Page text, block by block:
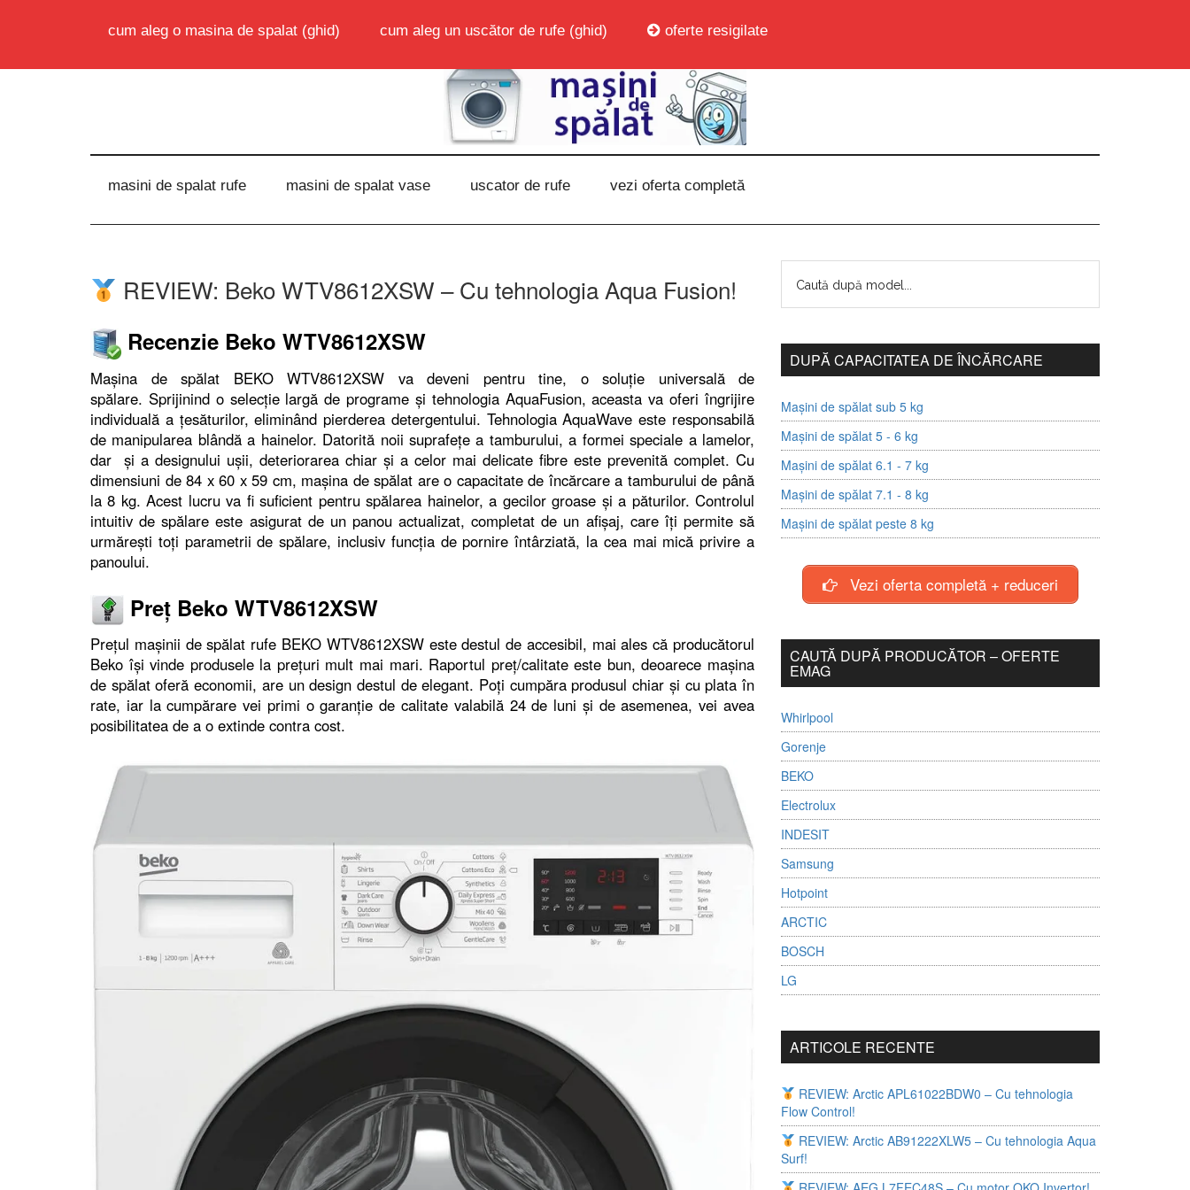
cum aleg o masina de spalat (ghid) cum aleg un uscător de rufe (ghid) oferte resigilate
masini de spalat rufe masini de spalat vase uscator de rufe vezi oferta completă
REVIEW: Beko WTV8612XSW – Cu tehnologia Aqua Fusion!
Recenzie Beko WTV8612XSW
Mașina de spălat BEKO WTV8612XSW va deveni pentru tine, o soluție universală de
spălare. Sprijinind o selecție largă de programe și tehnologia AquaFusion, aceasta va oferi îngrijire
individuală a țesăturilor, eliminând pierderea detergentului. Tehnologia AquaWave este responsabilă
de manipularea blândă a hainelor. Datorită noii suprafețe a tamburului, a formei speciale a lamelor,
dar și a designului ușii, deteriorarea chiar și a celor mai delicate fibre este prevenită complet. Cu
dimensiuni de 84 x 60 x 59 cm, mașina de spălat are o capacitate de încărcare a tamburului de până
la 8 kg. Acest lucru va fi suficient pentru spălarea hainelor, a gecilor groase și a păturilor. Controlul
intuitiv de spălare este asigurat de un panou actualizat, completat de un afișaj, care îți permite să
urmărești toți parametrii de spălare, inclusiv funcția de pornire întârziată, la cea mai mică privire a
panoului.
Preț Beko WTV8612XSW
Prețul mașinii de spălat rufe BEKO WTV8612XSW este destul de accesibil, mai ales că producătorul
Beko își vinde produsele la prețuri mult mai mari. Raportul preț/calitate este bun, deoarece mașina
de spălat oferă economii, are un design destul de elegant. Poți cumpăra produsul chiar și cu plata în
rate, iar la cumpărare vei primi o garanție de calitate valabilă 24 de luni și de asemenea, vei avea
posibilitatea de a o extinde contra cost.
DUPĂ CAPACITATEA DE ÎNCĂRCARE
Mașini de spălat sub 5 kg
Mașini de spălat 5 - 6 kg
Mașini de spălat 6.1 - 7 kg
Mașini de spălat 7.1 - 8 kg
Mașini de spălat peste 8 kg
Vezi oferta completă + reduceri
CAUTĂ DUPĂ PRODUCĂTOR – OFERTE
EMAG
Whirlpool
Gorenje
BEKO
Electrolux
INDESIT
Samsung
Hotpoint
ARCTIC
BOSCH
LG
ARTICOLE RECENTE
REVIEW: Arctic APL61022BDW0 – Cu tehnologia
Flow Control!
REVIEW: Arctic AB91222XLW5 – Cu tehnologia Aqua
Surf!